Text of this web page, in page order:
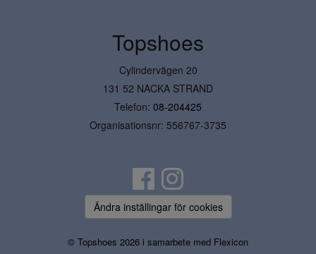
Topshoes
Cylindervägen 20
131 52 NACKA STRAND
Telefon: 08-204425
Organisationsnr: 556767-3735
Ändra inställingar för cookies
© Topshoes 2026 i samarbete med Flexicon